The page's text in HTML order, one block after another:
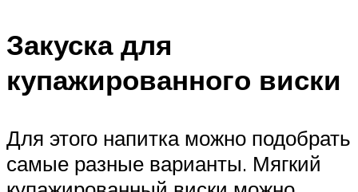
Закуска для
купажированного виски
Для этого напитка можно подобрать
самые разные варианты. Мягкий